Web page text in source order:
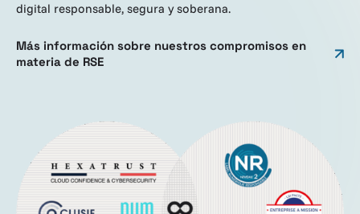
digital responsable, segura y soberana.
Más información sobre nuestros compromisos en
materia de RSE